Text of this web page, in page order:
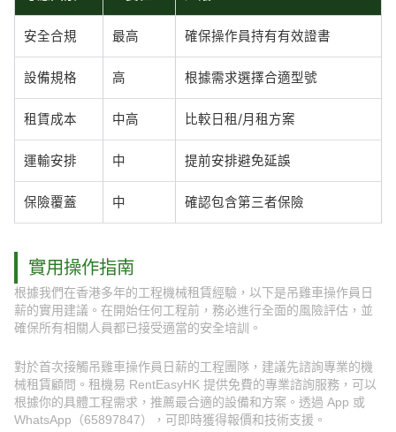
安全合規 最高 確保操作員持有有效證書
設備規格 高 根據需求選擇合適型號
租賃成本 中高 比較日租/月租方案
運輸安排 中 提前安排避免延誤
保險覆蓋 中 確認包含第三者保險
實用操作指南
根據我們在香港多年的工程機械租賃經驗，以下是吊雞車操作員日
薪的實用建議。在開始任何工程前，務必進行全面的風險評估，並
確保所有相關人員都已接受適當的安全培訓。
對於首次接觸吊雞車操作員日薪的工程團隊，建議先諮詢專業的機
械租賃顧問。租機易 RentEasyHK 提供免費的專業諮詢服務，可以
根據你的具體工程需求，推薦最合適的設備和方案。透過 App 或
WhatsApp（65897847），可即時獲得報價和技術支援。